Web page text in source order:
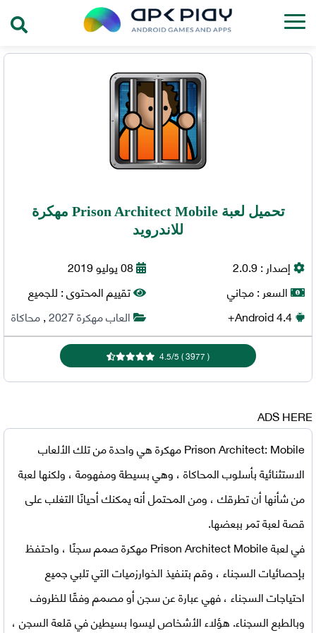
تحميل لعبة Prison Architect Mobile مهكرة
للاندرويد
إصدار :2.0.9
السعر :مجاني
Android4.4+
08 يوليو 2019
تقييم المحتوى :للجميع
العاب مهكرة 2027
,محاكاة
(
3977
)
4.5/5
ADS HERE
Prison Architect: Mobile مهكرة
هي واحدة من تلك الألعاب
الاستثنائية بأسلوب المحاكاة ، وهي بسيطة ومفهومة ، ولكنها لعبة
من شأنها أن تطرقك ، ومن المحتمل أنه يمكنك أحيانًا التغلب على
قصة لعبة تمر ببعضها.
فيلعبة Prison Architect Mobile مهكرة
صمم سجنًا ، واحتفظ
بإحصائيات السجناء ، وقم بتنفيذ الخوارزميات التي تلبي جميع
احتياجات السجناء ، فهي عبارة عن سجن أو مصمم وفقًا للظروف
وبالطبع السجناء. هؤلاء الأشخاص ليسوا بسيطين في قلعة السجن ،